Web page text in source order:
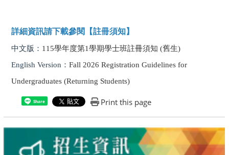
詳細資訊請下載參閱 【註冊須知】
中文版： 115學年度第1學期學士班註冊須知 (舊生)
English Version： Fall 2026 Registration Guidelines for
Undergraduates (Returning Students)
Share Print this page